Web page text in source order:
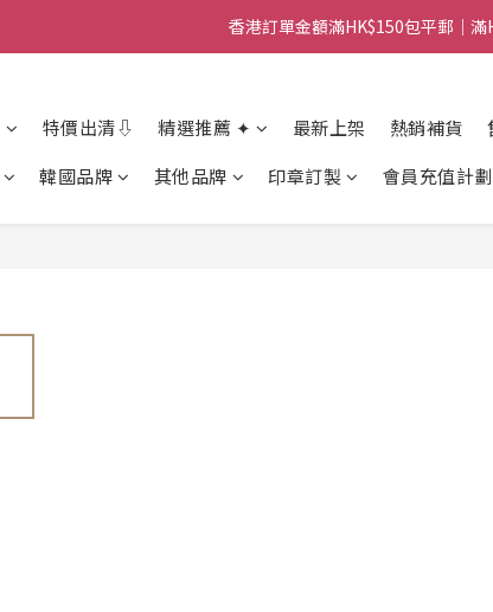
香港訂單金額滿HK$150包平郵｜
香港訂單金額滿HK$150包平郵｜
香港訂單金額滿HK$150包平郵｜
特價出清⇩ 精選推薦 ✦ 最新上架 熱銷補貨
韓國品牌 其他品牌 印章訂製 會員充值計劃